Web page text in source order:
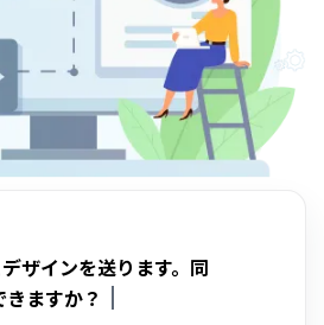
ザインを送ります。同
ますか？